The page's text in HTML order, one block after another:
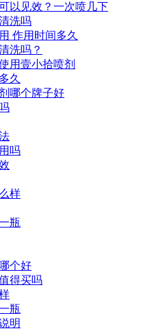
以见效？一次喷几下
洗吗
作用时间多久
洗吗？
用壹小拾喷剂
久
哪个牌子好
吗
样
瓶
个好
得买吗
瓶
明